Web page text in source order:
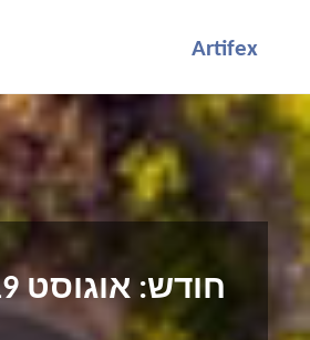
Artifex
חודש: אוגוסט 2019